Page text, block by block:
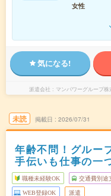
女性
気になる!
派遣会社 マンパワーグループ
未読 掲載日 2026/07/31
年齢不問！グルー
手伝いも仕事の一
職種未経験OK 交通費別途
WEB登録OK 派遣